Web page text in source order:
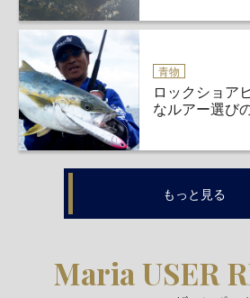
青物
ロックショア
なルアー選び
もっと見る
Maria USER